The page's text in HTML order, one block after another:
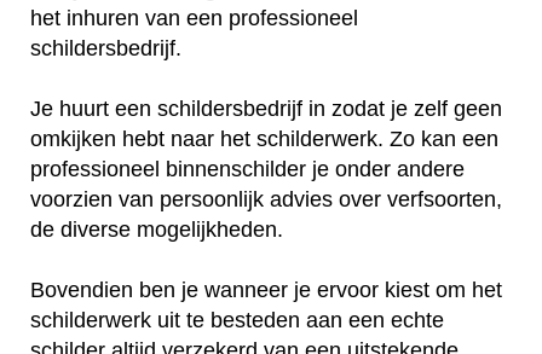
het inhuren van een professioneel
schildersbedrijf.
Je huurt een schildersbedrijf in zodat je zelf geen
omkijken hebt naar het schilderwerk. Zo kan een
professioneel binnenschilder je onder andere
voorzien van persoonlijk advies over verfsoorten,
de diverse mogelijkheden.
Bovendien ben je wanneer je ervoor kiest om het
schilderwerk uit te besteden aan een echte